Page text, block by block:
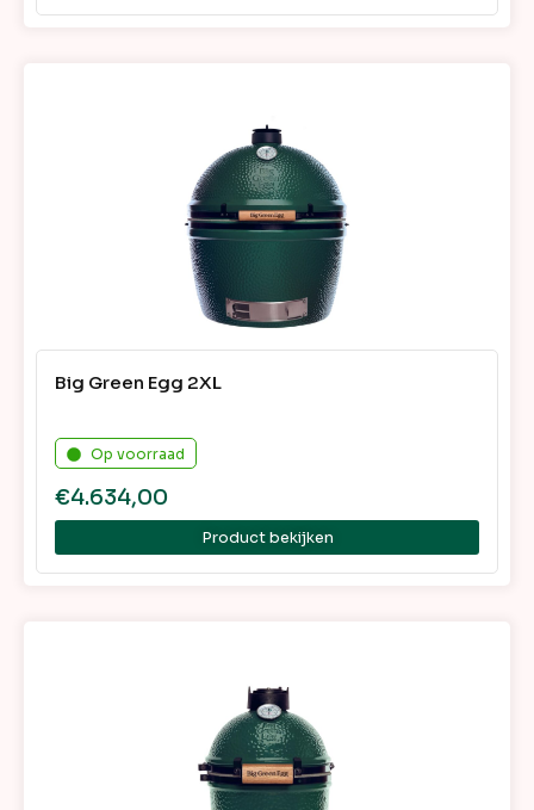
Big Green Egg 2XL
Op voorraad
€4.634,00
Product bekijken